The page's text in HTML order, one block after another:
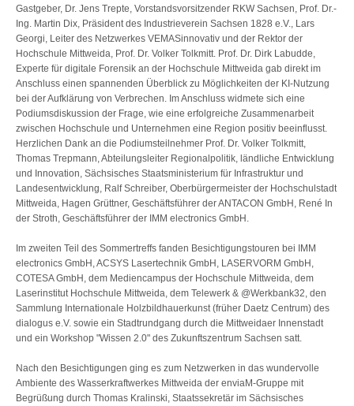
Gastgeber, Dr. Jens Trepte, Vorstandsvorsitzender RKW Sachsen, Prof. Dr.-
Ing. Martin Dix, Präsident des Industrieverein Sachsen 1828 e.V., Lars
Georgi, Leiter des Netzwerkes VEMASinnovativ und der Rektor der
Hochschule Mittweida, Prof. Dr. Volker Tolkmitt. Prof. Dr. Dirk Labudde,
Experte für digitale Forensik an der Hochschule Mittweida gab direkt im
Anschluss einen spannenden Überblick zu Möglichkeiten der KI-Nutzung
bei der Aufklärung von Verbrechen. Im Anschluss widmete sich eine
Podiumsdiskussion der Frage, wie eine erfolgreiche Zusammenarbeit
zwischen Hochschule und Unternehmen eine Region positiv beeinflusst.
Herzlichen Dank an die Podiumsteilnehmer Prof. Dr. Volker Tolkmitt,
Thomas Trepmann, Abteilungsleiter Regionalpolitik, ländliche Entwicklung
und Innovation, Sächsisches Staatsministerium für Infrastruktur und
Landesentwicklung, Ralf Schreiber, Oberbürgermeister der Hochschulstadt
Mittweida, Hagen Grüttner, Geschäftsführer der ANTACON GmbH, René In
der Stroth, Geschäftsführer der IMM electronics GmbH.
Im zweiten Teil des Sommertreffs fanden Besichtigungstouren bei IMM
electronics GmbH, ACSYS Lasertechnik GmbH, LASERVORM GmbH,
COTESA GmbH, dem Mediencampus der Hochschule Mittweida, dem
Laserinstitut Hochschule Mittweida, dem Telewerk & @Werkbank32, den
Sammlung Internationale Holzbildhauerkunst (früher Daetz Centrum) des
dialogus e.V. sowie ein Stadtrundgang durch die Mittweidaer Innenstadt
und ein Workshop "Wissen 2.0" des Zukunftszentrum Sachsen satt.
Nach den Besichtigungen ging es zum Netzwerken in das wundervolle
Ambiente des Wasserkraftwerkes Mittweida der enviaM-Gruppe mit
Begrüßung durch Thomas Kralinski, Staatssekretär im Sächsisches